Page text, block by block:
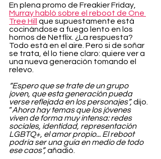
En plena promo de Freakier Friday,
Murray habló sobre el reboot de One
Tree Hill
que supuestamente está
cocinándose a fuego lento en los
hornos de Netflix. ¿La respuesta?
Todo está en el aire. Pero si de soñar
se trata, él lo tiene claro: quiere ver a
una nueva generación tomando el
relevo.
“Espero que se trate de un grupo
joven, que esta generación pueda
verse reflejada en los personajes”, dijo.
“Ahora hay temas que los jóvenes
viven de forma muy intensa: redes
sociales, identidad, representación
LGBTQ+, el amor propio... El reboot
podría ser una guía en medio de todo
ese caos”, añadió.